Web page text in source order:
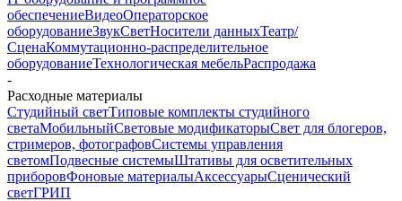
обеспечениеВидеоОператорское
оборудованиеЗвукСветНосители данныхТеатр/
СценаКоммутационно-распределительное
оборудованиеТехнологическая мебельРаспродажа
-
Расходные материалы
Студийный светТиповые комплекты студийного
светаМобильныйСветовые модификаторыСвет для блогеров,
стримеров, фотографовСистемы управления
светомПодвесные системыШтативы для осветительных
приборовФоновые материалыАксессуарыСценический
светГРИП